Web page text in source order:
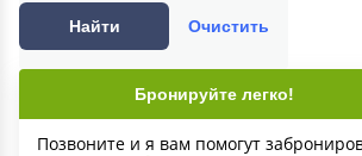
Найти Очистить
Бронируйте легко!
Позвоните и я вам помогут